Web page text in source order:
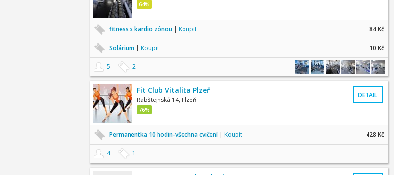
64%
fitness s kardio zónou | Koupit 84 Kč
Solárium | Koupit 10 Kč
5 2
Fit Club Vitalita Plzeň
Rabštejnská 14, Plzeň
76%
DETAIL
Permanentka 10 hodin-všechna cvičení | Koupit 428 Kč
4 1